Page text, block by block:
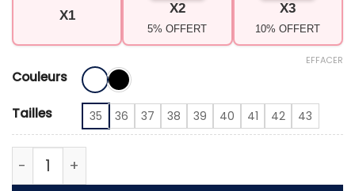
X1 X2
5% OFFERT
X3
10% OFFERT
Couleurs
Tailles 35 36 37 38 39 40 41 42 43
EFFACER
quantité de Chaussons femme en fausse